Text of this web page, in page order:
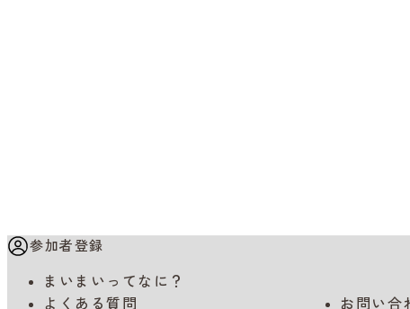
参加者登録
まいまいってなに？
よくある質問
お問い合